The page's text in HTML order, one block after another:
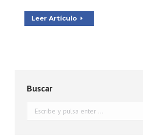
Leer Artículo
Buscar
Buscar: